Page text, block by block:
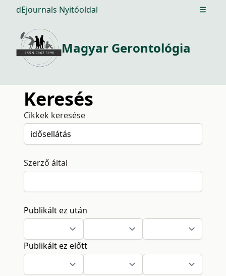
dEjournals Nyitóoldal Open
Magyar Gerontológia
Keresés
Cikkek keresése
Szerző által
Publikált ez után
Publikált ez előtt